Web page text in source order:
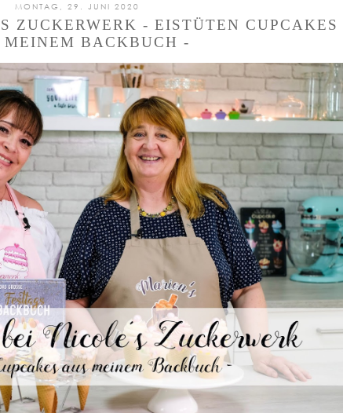
MONTAG, 29. JUNI 2020
ZUCKERWERK - EISTÜTEN CUPCAKES
MEINEM BACKBUCH -